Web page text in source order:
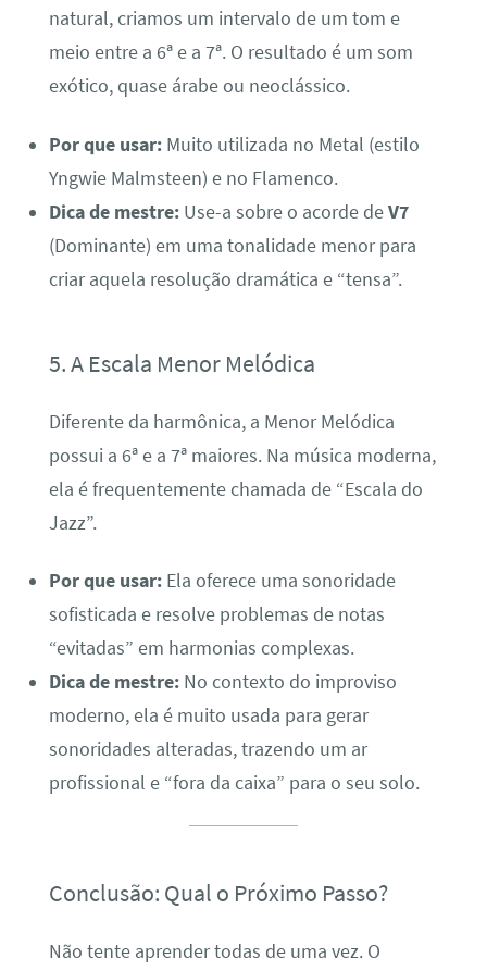
natural, criamos um intervalo de um tom e
meio entre a 6ª e a 7ª. O resultado é um som
exótico, quase árabe ou neoclássico.
Por que usar:Muito utilizada no Metal (estilo
Yngwie Malmsteen) e no Flamenco.
Dica de mestre:Use-a sobre o acorde deV7
(Dominante) em uma tonalidade menor para
criar aquela resolução dramática e “tensa”.
5. A Escala Menor Melódica
Diferente da harmônica, a Menor Melódica
possui a 6ª e a 7ª maiores. Na música moderna,
ela é frequentemente chamada de “Escala do
Jazz”.
Por que usar:Ela oferece uma sonoridade
sofisticada e resolve problemas de notas
“evitadas” em harmonias complexas.
Dica de mestre:No contexto do improviso
moderno, ela é muito usada para gerar
sonoridades alteradas, trazendo um ar
profissional e “fora da caixa” para o seu solo.
Conclusão: Qual o Próximo Passo?
Não tente aprender todas de uma vez. O